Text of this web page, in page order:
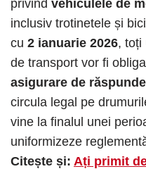
privind vehiculele de
inclusiv trotinetele și
cu 2 ianuarie 2026, toți
de transport vor fi
asigurare de
circula legal pe
vine la finalul unei
uniformizeze
Citește și: Ați primit